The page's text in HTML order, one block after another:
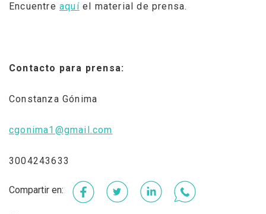
Encuentre aquíel material de prensa.
Contacto para prensa:
Constanza Gónima
cgonima1@gmail.com
3004243633
Facebook
TwitterLinkedInWhatsApp